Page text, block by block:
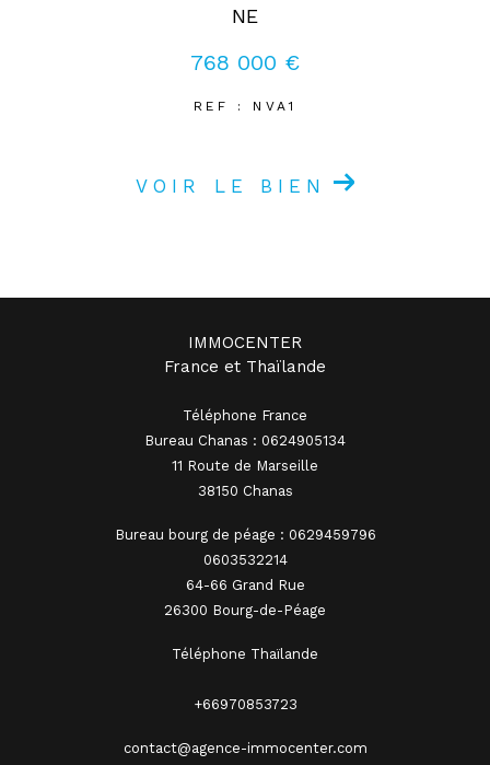
NE
768 000 €
REF : NVA1
VOIR LE BIEN
IMMOCENTER
France et Thaïlande
Téléphone France
Bureau Chanas : 0624905134
11 Route de Marseille
38150 Chanas
Bureau bourg de péage : 0629459796
0603532214
64-66 Grand Rue
26300 Bourg-de-Péage
Téléphone Thaïlande
+66970853723
contact@agence-immocenter.com